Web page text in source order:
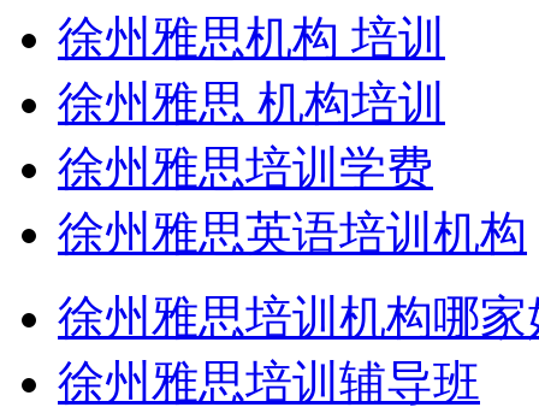
徐州雅思机构 培训
徐州雅思 机构培训
徐州雅思培训学费
徐州雅思英语培训机构
徐州雅思培训机构哪家
徐州雅思培训辅导班